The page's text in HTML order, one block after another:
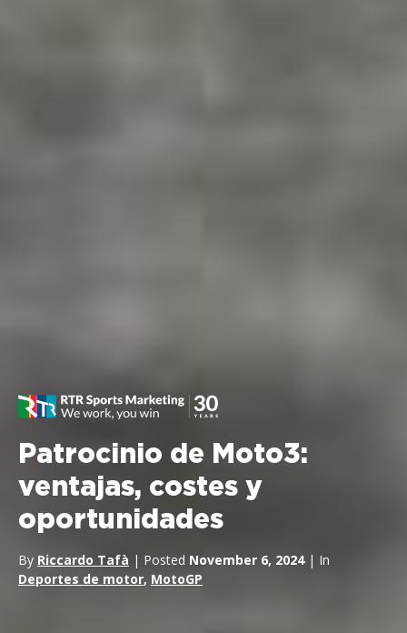
Patrocinio de Moto3:
ventajas, costes y
oportunidades
By Riccardo Tafà | Posted November 6, 2024| In
Deportes de motor, MotoGP